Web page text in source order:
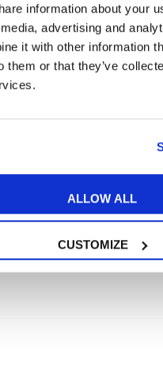
information about your
advertising and
it with other information
them or that they’ve
ALLOW ALL
CUSTOMIZE
di età superiore ai 16 anni,
dei miei dati personali in
ricevere comunicazioni
prodotti e servizi a marchio MyES